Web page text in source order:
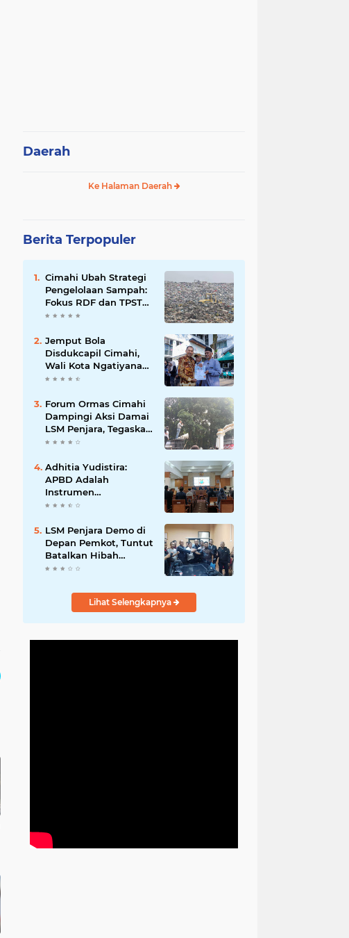
Daerah
Ke Halaman Daerah
Berita Terpopuler
Cimahi Ubah Strategi
Pengelolaan Sampah:
Fokus RDF dan TPST
untuk Kurangi
Jemput Bola
Disdukcapil Cimahi,
Wali Kota Ngatiyana
Serahkan 771
Warga Terdampak
Ganti Nama Jalan
Forum Ormas Cimahi
Dampingi Aksi Damai
LSM Penjara, Tegaskan
Solidaritas dan Jaga
Adhitia Yudistira:
APBD Adalah
Instrumen
Kesejahteraan, Bukan
Angka
LSM Penjara Demo di
Depan Pemkot, Tuntut
Batalkan Hibah
Gedung dan Hentikan
wenang
Lihat Selengkapnya